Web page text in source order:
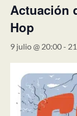
Actuación
Hop
9 julio @ 20:00-